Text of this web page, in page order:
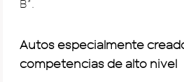
B”.
Autos especialmente
competencias de alto nivel